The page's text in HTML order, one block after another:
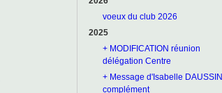
voeux du club 2026
2025
+ MODIFICATION réunion
délégation Centre
+ Message d'Isabelle DAUSSIN
complément